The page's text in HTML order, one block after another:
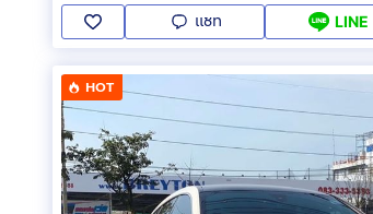
แชท LINE
HOT